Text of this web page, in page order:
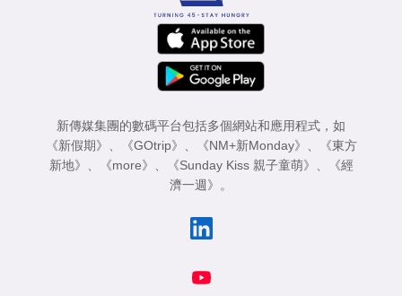
新傳媒集團的數碼平台包括多個網站和應用程式，如
《新假期》
《GOtrip》 《NM+新Monday》
《東方
新地》
《more》 《Sunday Kiss 親子童萌》
《經
濟一週》
。